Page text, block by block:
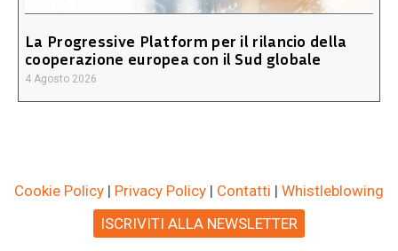
La Progressive Platform per il rilancio della
cooperazione europea con il Sud globale
4 Agosto 2026
Cookie Policy | Privacy Policy | Contatti | Whistleblowing
ISCRIVITI ALLA NEWSLETTER